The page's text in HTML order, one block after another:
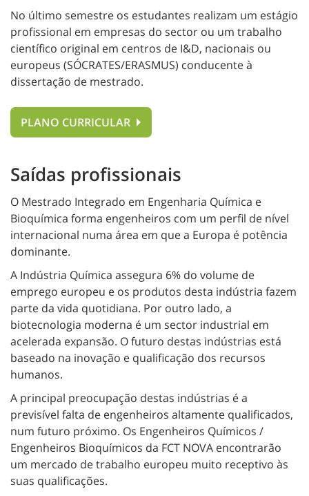
No último semestre os estudantes realizam um estágio
profissional em empresas do sector ou um trabalho
científico original em centros de I&D, nacionais ou
europeus (SÓCRATES/ERASMUS) conducente à
dissertação de mestrado.
PLANO CURRICULAR
Saídas profissionais
O Mestrado Integrado em Engenharia Química e
Bioquímica forma engenheiros com um perfil de nível
internacional numa área em que a Europa é potência
dominante.
A Indústria Química assegura 6% do volume de
emprego europeu e os produtos desta indústria fazem
parte da vida quotidiana. Por outro lado, a
biotecnologia moderna é um sector industrial em
acelerada expansão. O futuro destas indústrias está
baseado na inovação e qualificação dos recursos
humanos.
A principal preocupação destas indústrias é a
previsível falta de engenheiros altamente qualificados,
num futuro próximo. Os Engenheiros Químicos /
Engenheiros Bioquímicos da FCT NOVA encontrarão
um mercado de trabalho europeu muito receptivo às
suas qualificações.